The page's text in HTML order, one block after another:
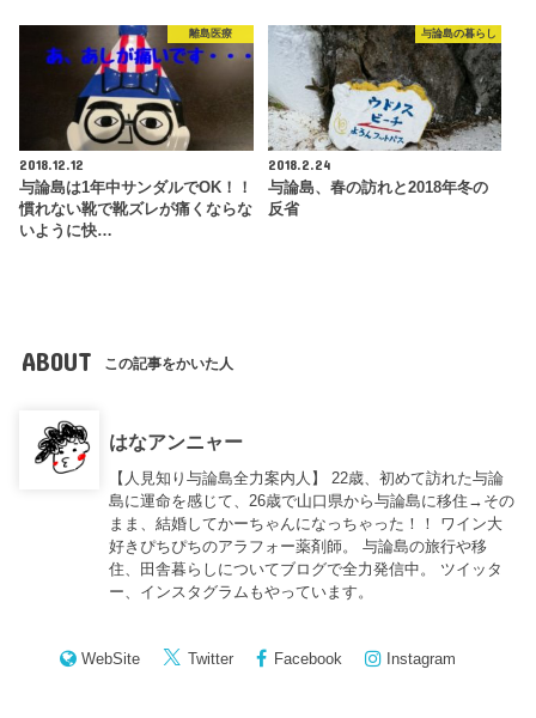
離島医療
2018.12.12
与論島は1年中サンダルでOK！！
慣れない靴で靴ズレが痛くならな
いように快…
与論島の暮らし
2018.2.24
与論島、春の訪れと2018年冬の
反省
ABOUT この記事をかいた人
はなアンニャー
【人見知り与論島全力案内人】 22歳、初めて訪れた与論
島に運命を感じて、26歳で山口県から与論島に移住→その
まま、結婚してかーちゃんになっちゃった！！ ワイン大
好きぴちぴちのアラフォー薬剤師。 与論島の旅行や移
住、田舎暮らしについてブログで全力発信中。 ツイッタ
ー、インスタグラムもやっています。
WebSite Twitter Facebook Instagram